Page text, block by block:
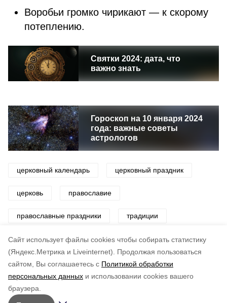
Cайт использует файлы cookies чтобы собирать статистику
(Яндекс.Метрика и Liveinternet).
Продолжая пользоваться
сайтом, Вы соглашаетесь с Политикой обработки
персональных данных и использовании cookies вашего
браузера.
Воробьи громко чирикают — к скорому
потеплению.
Святки 2024: дата, что
важно знать
Гороскоп на 10 января 2024
года: важные советы
астрологов
церковный календарь церковный праздник
церковь православие
православные праздники традиции
приметы
по оценке
5